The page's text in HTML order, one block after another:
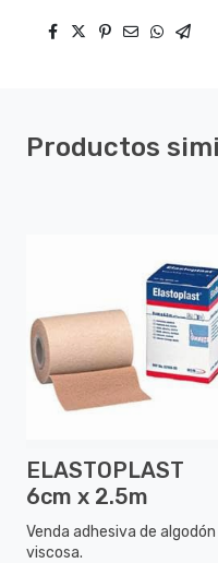
Productos
ELASTOPLAST
6cm x 2.5m
Venda adhesiva de
viscosa.